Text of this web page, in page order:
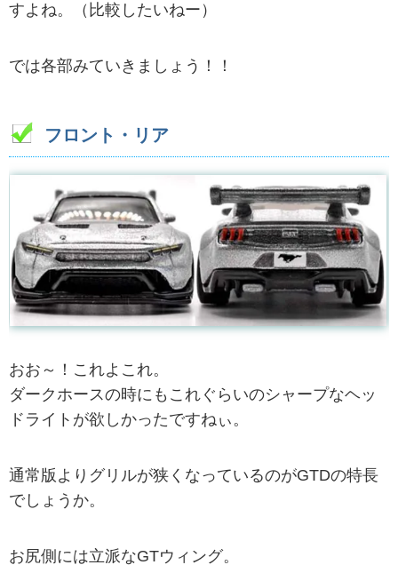
すよね。（比較したいねー）
では各部みていきましょう！！
フロント・リア
おお～！これよこれ。
ダークホースの時にもこれぐらいのシャープなヘッ
ドライトが欲しかったですねぃ。
通常版よりグリルが狭くなっているのがGTDの特長
でしょうか。
お尻側には立派なGTウィング。